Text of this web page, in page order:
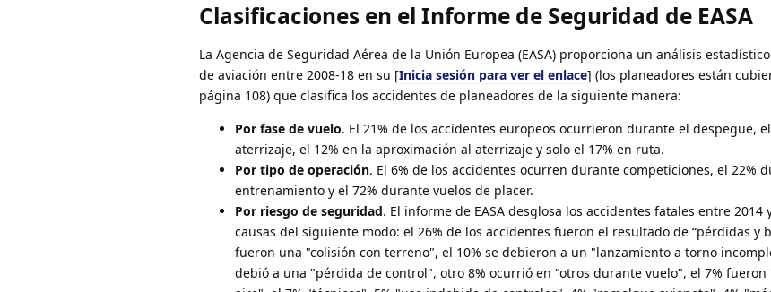
Clasificaciones en el Informe de Seguridad de EASA
La Agencia de Seguridad Aérea de la Unión Europea (EASA) proporciona un análisis
de aviación entre 2008-18 en su [Inicia sesión para ver el enlace] (los planeadores están
página 108) que clasifica los accidentes de planeadores de la siguiente manera:
Por fase de vuelo. El 21% de los accidentes europeos ocurrieron durante el despegue,
aterrizaje, el 12% en la aproximación al aterrizaje y solo el 17% en ruta.
Por tipo de operación. El 6% de los accidentes ocurren durante competiciones, el 22%
entrenamiento y el 72% durante vuelos de placer.
Por riesgo de seguridad. El informe de EASA desglosa los accidentes fatales entre 2014
causas del siguiente modo: el 26% de los accidentes fueron el resultado de “pérdidas y
fueron una "colisión con terreno", el 10% se debieron a un "lanzamiento a torno
debió a una "pérdida de control", otro 8% ocurrió en "otros durante vuelo", el 7% fueron